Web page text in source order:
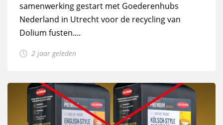
samenwerking gestart met Goederenhubs
Nederland in Utrecht voor de recycling van
Dolium fusten....
2 jaar geleden